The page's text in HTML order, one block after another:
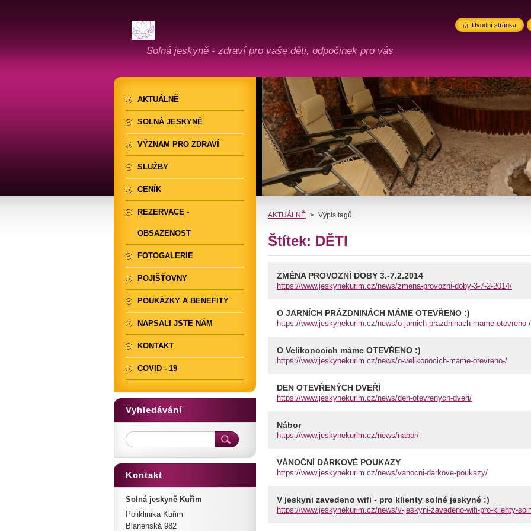
Solná jeskyně - zdraví pro vaše děti, odpočinek pro vás
AKTUÁLNĚ > Výpis tagů
Štítek: DĚTI
ZMĚNA PROVOZNÍ DOBY 3.-7.2.2014
https://www.jeskynekurim.cz/news/zmena-provozni-doby-3-7-2-2014/
O JARNÍCH PRÁZDNINÁCH MÁME OTEVŘENO :)
https://www.jeskynekurim.cz/news/o-jarnich-prazdninach-mame-otevreno-/
O Velikonocích máme OTEVŘENO :)
https://www.jeskynekurim.cz/news/o-velikonocich-mame-otevreno-/
DEN OTEVŘENÝCH DVEŘÍ
https://www.jeskynekurim.cz/news/den-otevrenych-dveri/
Nábor
https://www.jeskynekurim.cz/news/nabor/
VÁNOČNÍ DÁRKOVÉ POUKAZY
https://www.jeskynekurim.cz/news/vanocni-darkove-poukazy/
V jeskyni zavedeno wifi - pro klienty solné jeskyně :)
https://www.jeskynekurim.cz/news/v-jeskyni-zavedeno-wifi-pro-klienty-
AKTUÁLNĚ
SOLNÁ JESKYNĚ
VÝZNAM PRO ZDRAVÍ
SLUŽBY
CENÍK
REZERVACE -
OBSAZENOST
FOTOGALERIE
POJIŠŤOVNY
POUKÁZKY A BENEFITY
NAPSALI JSTE NÁM
KONTAKT
COVID - 19
Vyhledávání
Kontakt
Solná jeskyně Kuřim
Poliklinika Kuřim
Blanenská 982
Úvodní stránka